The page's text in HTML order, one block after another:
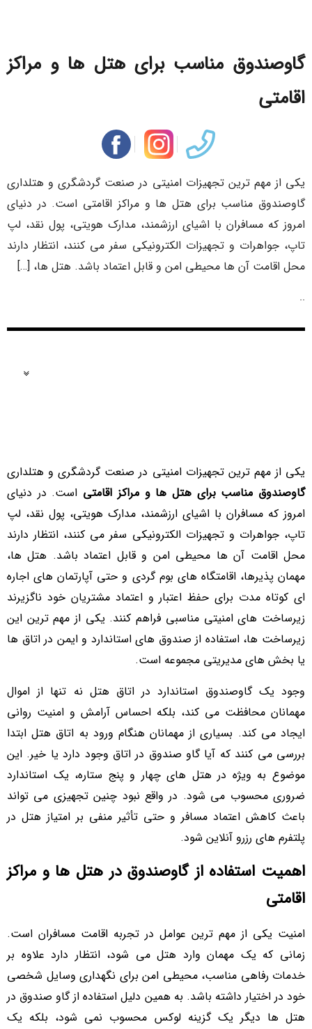
گاوصندوق مناسب برای هتل ها و مراکز
اقامتی
یکی از مهم ترین تجهیزات امنیتی در صنعت گردشگری و هتلداری
گاوصندوق مناسب برای هتل ها و مراکز اقامتی است. در دنیای
امروز که مسافران با اشیای ارزشمند، مدارک هویتی، پول نقد، لپ
تاپ، جواهرات و تجهیزات الکترونیکی سفر می کنند، انتظار دارند
محل اقامت آن ها محیطی امن و قابل اعتماد باشد. هتل ها، […]
..
یکی از مهم ترین تجهیزات امنیتی در صنعت گردشگری و هتلداری
گاوصندوق مناسب برای هتل ها و مراکز اقامتی است. در دنیای
امروز که مسافران با اشیای ارزشمند، مدارک هویتی، پول نقد، لپ
تاپ، جواهرات و تجهیزات الکترونیکی سفر می کنند، انتظار دارند
محل اقامت آن ها محیطی امن و قابل اعتماد باشد. هتل ها،
مهمان پذیرها، اقامتگاه های بوم گردی و حتی آپارتمان های اجاره
ای کوتاه مدت برای حفظ اعتبار و اعتماد مشتریان خود ناگزیرند
زیرساخت های امنیتی مناسبی فراهم کنند. یکی از مهم ترین این
زیرساخت ها، استفاده از صندوق های استاندارد و ایمن در اتاق ها
یا بخش های مدیریتی مجموعه است.
وجود یک گاوصندوق استاندارد در اتاق هتل نه تنها از اموال
مهمانان محافظت می کند، بلکه احساس آرامش و امنیت روانی
ایجاد می کند. بسیاری از مهمانان هنگام ورود به اتاق هتل ابتدا
بررسی می کنند که آیا گاو صندوق در اتاق وجود دارد یا خیر. این
موضوع به ویژه در هتل های چهار و پنج ستاره، یک استاندارد
ضروری محسوب می شود. در واقع نبود چنین تجهیزی می تواند
باعث کاهش اعتماد مسافر و حتی تأثیر منفی بر امتیاز هتل در
پلتفرم های رزرو آنلاین شود.
اهمیت استفاده از گاوصندوق در هتل ها و مراکز
اقامتی
امنیت یکی از مهم ترین عوامل در تجربه اقامت مسافران است.
زمانی که یک مهمان وارد هتل می شود، انتظار دارد علاوه بر
خدمات رفاهی مناسب، محیطی امن برای نگهداری وسایل شخصی
خود در اختیار داشته باشد. به همین دلیل استفاده از گاو صندوق در
هتل ها دیگر یک گزینه لوکس محسوب نمی شود، بلکه یک